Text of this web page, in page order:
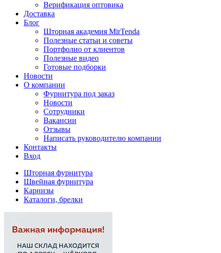
Верификация оптовика
Доставка
Блог
Шторная академия MirTenda
Полезные статьи и советы
Портфолио от клиентов
Полезные видео
Готовые подборки
Новости
О компании
Фурнитура под заказ
Новости
Сотрудники
Вакансии
Отзывы
Написать руководителю компании
Контакты
Вход
Шторная фурнитура
Швейная фурнитура
Карнизы
Каталоги, брелки